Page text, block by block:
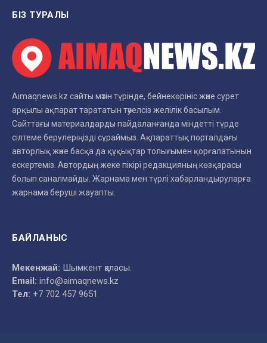
БІЗ ТУРАЛЫ
Aimaqnews.kz сайты мәтін түрінде, бейнекөрініс және сурет
арқылы ақпарат тарататын тәуелсіз желілік басылым.
Сайттағы материалдарды пайдаланғанда міндетті түрде
сілтеме берулеріңізді сұраймыз. Ақпараттық порталдағы
авторлық және басқа да құқықтар толығымен қорғалатынын
ескертеміз. Автордың жеке пікірі редакцияның көзқарасы
болып саналмайды. Жарнама мен түрлі хабарландыруларға
жарнама беруші жауапты.
БАЙЛАНЫС
Мекенжай: Шымкент қаласы.
Email: info@aimaqnews.kz
Тел: +7 702 457 9651